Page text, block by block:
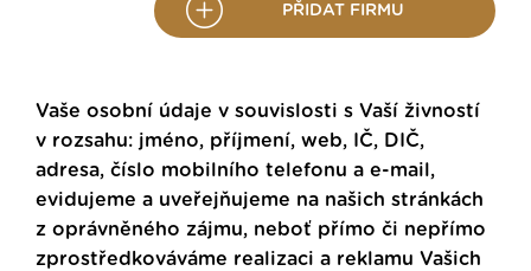
PŘIDAT FIRMU
Vaše osobní údaje v souvislosti s Vaší živností
v rozsahu: jméno, příjmení, web, IČ, DIČ,
adresa, číslo mobilního telefonu a e-mail,
evidujeme a uveřejňujeme na našich stránkách
z oprávněného zájmu, neboť přímo či nepřímo
zprostředkováváme realizaci a reklamu Vašich